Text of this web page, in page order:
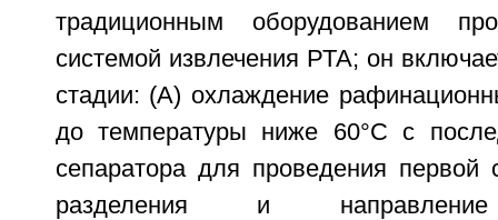
традиционным оборудованием
системой извлечения РТА; он
стадии: (А) охлаждение
до температуры ниже 60°С с
сепаратора для проведения первой
разделения и направление